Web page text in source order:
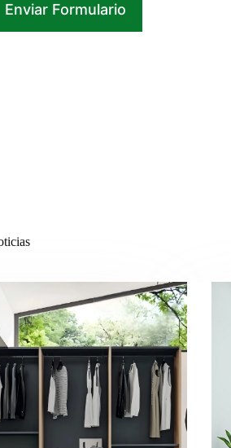
Enviar Formulario